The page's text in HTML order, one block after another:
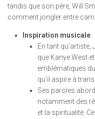
tandis que son père, Will
comment jongler entre
Inspiration musicale:
En tant
que Kanye West
emblématiques
qu’il aspire à
Ses paroles
notamment des
et la spiritualité.